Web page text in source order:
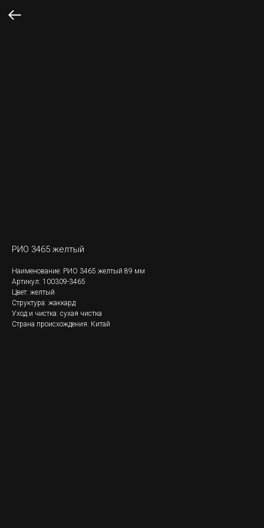
РИО 3465 желтый
Наименование: РИО 3465 желтый 89 мм
Артикул: 100309-3465
Цвет: желтый
Структура: жаккард
Уход и чистка: сухая чистка
Страна происхождения: Китай